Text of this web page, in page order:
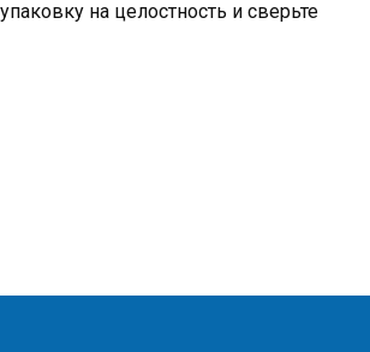
на целостность и сверьте